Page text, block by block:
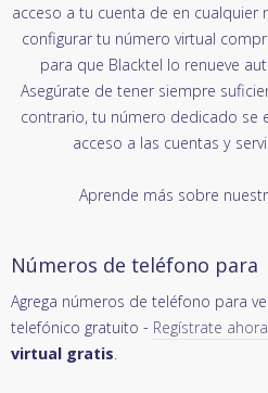
acceso a tu cuenta de en
configurar tu número virtual
para que Blacktel lo renueve
Asegúrate de tener siempre
contrario, tu número dedicado se
acceso a las cuentas y
Aprende más sobre
Números de teléfono para
Agrega números de teléfono para
telefónico gratuito - Regístrate ahora
virtual gratis.